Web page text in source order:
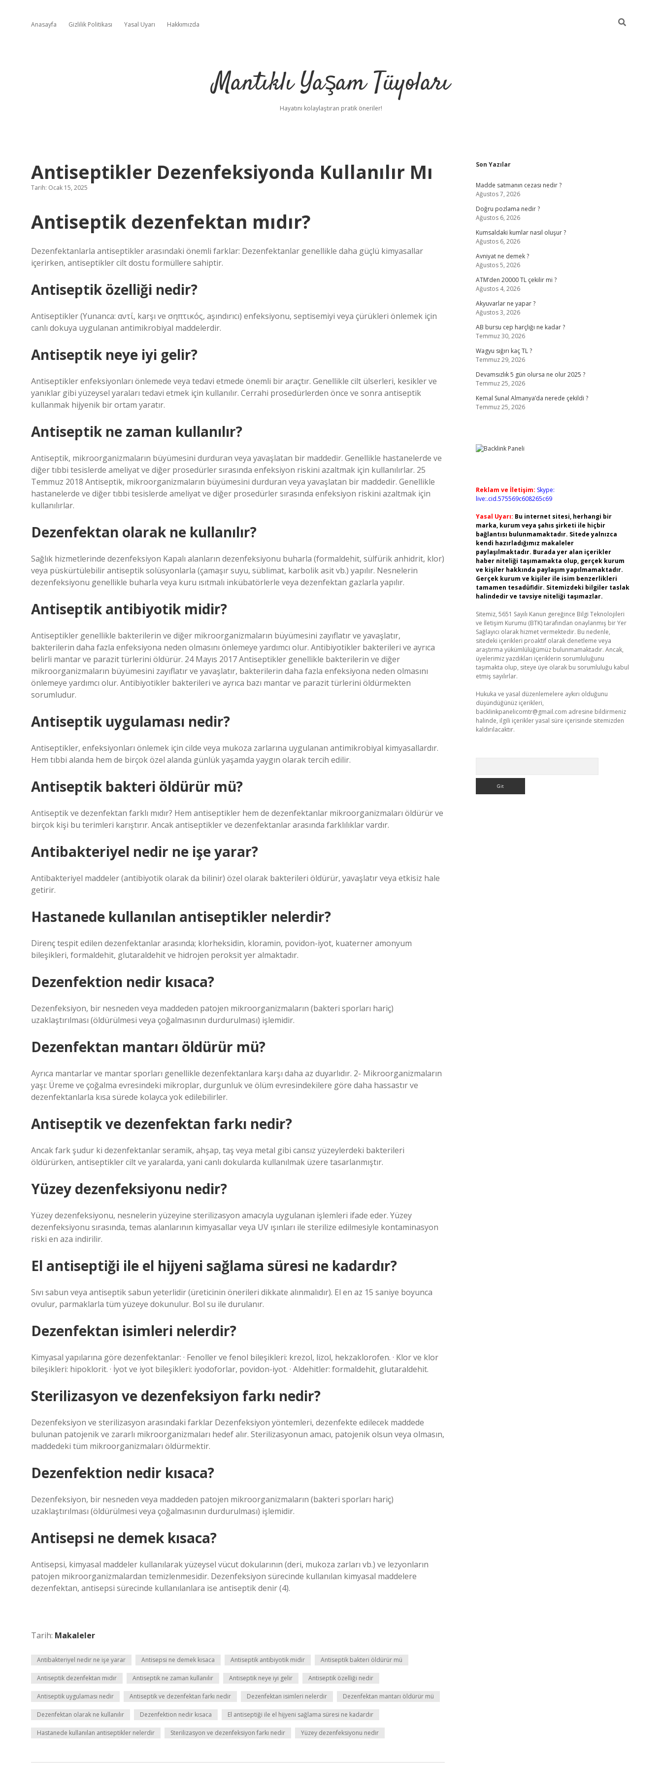
Anasayfa Gizlilik Politikası Yasal Uyarı Hakkımızda
Mantıklı Yaşam Tüyoları
Hayatını kolaylaştıran pratik öneriler!
Antiseptikler Dezenfeksiyonda Kullanılır Mı
Tarih: Ocak 15, 2025
Antiseptik dezenfektan mıdır?
Dezenfektanlarla antiseptikler arasındaki önemli farklar: Dezenfektanlar genellikle daha güçlü kimyasallar
içerirken, antiseptikler cilt dostu formüllere sahiptir.
Antiseptik özelliği nedir?
Antiseptikler (Yunanca: αντί, karşı ve σηπτικός, aşındırıcı) enfeksiyonu, septisemiyi veya çürükleri önlemek için
canlı dokuya uygulanan antimikrobiyal maddelerdir.
Antiseptik neye iyi gelir?
Antiseptikler enfeksiyonları önlemede veya tedavi etmede önemli bir araçtır. Genellikle cilt ülserleri, kesikler ve
yanıklar gibi yüzeysel yaraları tedavi etmek için kullanılır. Cerrahi prosedürlerden önce ve sonra antiseptik
kullanmak hijyenik bir ortam yaratır.
Antiseptik ne zaman kullanılır?
Antiseptik, mikroorganizmaların büyümesini durduran veya yavaşlatan bir maddedir. Genellikle hastanelerde ve
diğer tıbbi tesislerde ameliyat ve diğer prosedürler sırasında enfeksiyon riskini azaltmak için kullanılırlar. 25
Temmuz 2018 Antiseptik, mikroorganizmaların büyümesini durduran veya yavaşlatan bir maddedir. Genellikle
hastanelerde ve diğer tıbbi tesislerde ameliyat ve diğer prosedürler sırasında enfeksiyon riskini azaltmak için
kullanılırlar.
Dezenfektan olarak ne kullanılır?
Sağlık hizmetlerinde dezenfeksiyon Kapalı alanların dezenfeksiyonu buharla (formaldehit, sülfürik anhidrit, klor)
veya püskürtülebilir antiseptik solüsyonlarla (çamaşır suyu, süblimat, karbolik asit vb.) yapılır. Nesnelerin
dezenfeksiyonu genellikle buharla veya kuru ısıtmalı inkübatörlerle veya dezenfektan gazlarla yapılır.
Antiseptik antibiyotik midir?
Antiseptikler genellikle bakterilerin ve diğer mikroorganizmaların büyümesini zayıflatır ve yavaşlatır,
bakterilerin daha fazla enfeksiyona neden olmasını önlemeye yardımcı olur. Antibiyotikler bakterileri ve ayrıca
belirli mantar ve parazit türlerini öldürür. 24 Mayıs 2017 Antiseptikler genellikle bakterilerin ve diğer
mikroorganizmaların büyümesini zayıflatır ve yavaşlatır, bakterilerin daha fazla enfeksiyona neden olmasını
önlemeye yardımcı olur. Antibiyotikler bakterileri ve ayrıca bazı mantar ve parazit türlerini öldürmekten
sorumludur.
Antiseptik uygulaması nedir?
Antiseptikler, enfeksiyonları önlemek için cilde veya mukoza zarlarına uygulanan antimikrobiyal kimyasallardır.
Hem tıbbi alanda hem de birçok özel alanda günlük yaşamda yaygın olarak tercih edilir.
Antiseptik bakteri öldürür mü?
Antiseptik ve dezenfektan farklı mıdır? Hem antiseptikler hem de dezenfektanlar mikroorganizmaları öldürür ve
birçok kişi bu terimleri karıştırır. Ancak antiseptikler ve dezenfektanlar arasında farklılıklar vardır.
Antibakteriyel nedir ne işe yarar?
Antibakteriyel maddeler (antibiyotik olarak da bilinir) özel olarak bakterileri öldürür, yavaşlatır veya etkisiz hale
getirir.
Hastanede kullanılan antiseptikler nelerdir?
Direnç tespit edilen dezenfektanlar arasında; klorheksidin, kloramin, povidon-iyot, kuaterner amonyum
bileşikleri, formaldehit, glutaraldehit ve hidrojen peroksit yer almaktadır.
Dezenfektion nedir kısaca?
Dezenfeksiyon, bir nesneden veya maddeden patojen mikroorganizmaların (bakteri sporları hariç)
uzaklaştırılması (öldürülmesi veya çoğalmasının durdurulması) işlemidir.
Dezenfektan mantarı öldürür mü?
Ayrıca mantarlar ve mantar sporları genellikle dezenfektanlara karşı daha az duyarlıdır. 2- Mikroorganizmaların
yaşı: Üreme ve çoğalma evresindeki mikroplar, durgunluk ve ölüm evresindekilere göre daha hassastır ve
dezenfektanlarla kısa sürede kolayca yok edilebilirler.
Antiseptik ve dezenfektan farkı nedir?
Ancak fark şudur ki dezenfektanlar seramik, ahşap, taş veya metal gibi cansız yüzeylerdeki bakterileri
öldürürken, antiseptikler cilt ve yaralarda, yani canlı dokularda kullanılmak üzere tasarlanmıştır.
Yüzey dezenfeksiyonu nedir?
Yüzey dezenfeksiyonu, nesnelerin yüzeyine sterilizasyon amacıyla uygulanan işlemleri ifade eder. Yüzey
dezenfeksiyonu sırasında, temas alanlarının kimyasallar veya UV ışınları ile sterilize edilmesiyle kontaminasyon
riski en aza indirilir.
El antiseptiği ile el hijyeni sağlama süresi ne kadardır?
Sıvı sabun veya antiseptik sabun yeterlidir (üreticinin önerileri dikkate alınmalıdır). El en az 15 saniye boyunca
ovulur, parmaklarla tüm yüzeye dokunulur. Bol su ile durulanır.
Dezenfektan isimleri nelerdir?
Kimyasal yapılarına göre dezenfektanlar: · Fenoller ve fenol bileşikleri: krezol, lizol, hekzaklorofen. · Klor ve klor
bileşikleri: hipoklorit. · İyot ve iyot bileşikleri: iyodoforlar, povidon-iyot. · Aldehitler: formaldehit, glutaraldehit.
Sterilizasyon ve dezenfeksiyon farkı nedir?
Dezenfeksiyon ve sterilizasyon arasındaki farklar Dezenfeksiyon yöntemleri, dezenfekte edilecek maddede
bulunan patojenik ve zararlı mikroorganizmaları hedef alır. Sterilizasyonun amacı, patojenik olsun veya olmasın,
maddedeki tüm mikroorganizmaları öldürmektir.
Dezenfektion nedir kısaca?
Dezenfeksiyon, bir nesneden veya maddeden patojen mikroorganizmaların (bakteri sporları hariç)
uzaklaştırılması (öldürülmesi veya çoğalmasının durdurulması) işlemidir.
Antisepsi ne demek kısaca?
Antisepsi, kimyasal maddeler kullanılarak yüzeysel vücut dokularının (deri, mukoza zarları vb.) ve lezyonların
patojen mikroorganizmalardan temizlenmesidir. Dezenfeksiyon sürecinde kullanılan kimyasal maddelere
dezenfektan, antisepsi sürecinde kullanılanlara ise antiseptik denir (4).
Tarih: Makaleler
Antibakteriyel nedir ne işe yarar Antisepsi ne demek kısaca Antiseptik antibiyotik midir Antiseptik bakteri öldürür mü
Antiseptik dezenfektan mıdır Antiseptik ne zaman kullanılır Antiseptik neye iyi gelir Antiseptik özelliği nedir
Antiseptik uygulaması nedir Antiseptik ve dezenfektan farkı nedir Dezenfektan isimleri nelerdir Dezenfektan mantarı öldürür mü
Dezenfektan olarak ne kullanılır Dezenfektion nedir kısaca El antiseptiği ile el hijyeni sağlama süresi ne kadardır
Hastanede kullanılan antiseptikler nelerdir Sterilizasyon ve dezenfeksiyon farkı nedir Yüzey dezenfeksiyonu nedir
Sidebar
Son Yazılar
Madde satmanın cezası nedir ?
Ağustos 7, 2026
Doğru pozlama nedir ?
Ağustos 6, 2026
Kumsaldaki kumlar nasıl oluşur ?
Ağustos 6, 2026
Avniyat ne demek ?
Ağustos 5, 2026
ATM’den 20000 TL çekilir mi ?
Ağustos 4, 2026
Akyuvarlar ne yapar ?
Ağustos 3, 2026
AB bursu cep harçlığı ne kadar ?
Temmuz 30, 2026
Wagyu sığırı kaç TL ?
Temmuz 29, 2026
Devamsızlık 5 gün olursa ne olur 2025 ?
Temmuz 25, 2026
Kemal Sunal Almanya’da nerede çekildi ?
Temmuz 25, 2026
Reklam ve İletişim: Skype:
live:.cid.575569c608265c69
Yasal Uyarı: Bu internet sitesi, herhangi bir
marka, kurum veya şahıs şirketi ile hiçbir
bağlantısı bulunmamaktadır. Sitede yalnızca
kendi hazırladığımız makaleler
paylaşılmaktadır. Burada yer alan içerikler
haber niteliği taşımamakta olup, gerçek kurum
ve kişiler hakkında paylaşım yapılmamaktadır.
Gerçek kurum ve kişiler ile isim benzerlikleri
tamamen tesadüfidir. Sitemizdeki bilgiler taslak
halindedir ve tavsiye niteliği taşımazlar.
Sitemiz, 5651 Sayılı Kanun gereğince Bilgi Teknolojileri
ve İletişim Kurumu (BTK) tarafından onaylanmış bir Yer
Sağlayıcı olarak hizmet vermektedir. Bu nedenle,
sitedeki içerikleri proaktif olarak denetleme veya
araştırma yükümlülüğümüz bulunmamaktadır. Ancak,
üyelerimiz yazdıkları içeriklerin sorumluluğunu
taşımakta olup, siteye üye olarak bu sorumluluğu kabul
etmiş sayılırlar.
Hukuka ve yasal düzenlemelere aykırı olduğunu
düşündüğünüz içerikleri,
backlinkpanelicomtr@gmail.com adresine bildirmeniz
halinde, ilgili içerikler yasal süre içerisinde sitemizden
kaldırılacaktır.
hiltonbet yeni giriş